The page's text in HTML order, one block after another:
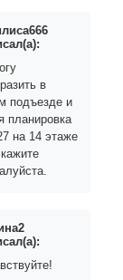
в
подъезде и
планировка
на 14 этаже